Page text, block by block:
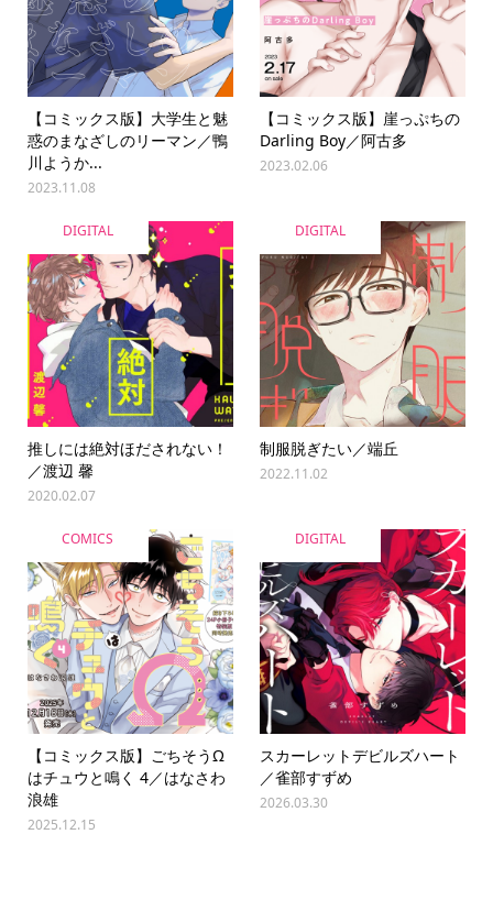
【コミックス版】大学生と魅
惑のまなざしのリーマン／鴨
川ようか...
2023.11.08
【コミックス版】崖っぷちの
Darling Boy／阿古多
2023.02.06
DIGITAL
推しには絶対ほだされない！
／渡辺 馨
2020.02.07
DIGITAL
制服脱ぎたい／端丘
2022.11.02
COMICS
【コミックス版】ごちそうΩ
はチュウと鳴く 4／はなさわ
浪雄
2025.12.15
DIGITAL
スカーレットデビルズハート
／雀部すずめ
2026.03.30